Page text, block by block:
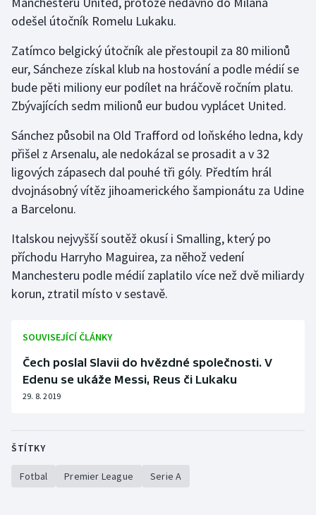
Golf
Házená
Jezdectví
Judo
Krasobruslení
Lezení
Lyže a snowboard
Moderní pětiboj
Olympijské hry
Parasport
Plážový volejbal
Ragby
odešel útočník Romelu Lukaku.
Zatímco belgický útočník ale přestoupil za 80 milionů
eur, Sáncheze získal klub na hostování a podle médií se
bude pěti miliony eur podílet na hráčově ročním platu.
Zbývajících sedm milionů eur budou vyplácet United.
Sánchez působil na Old Trafford od loňského ledna, kdy
přišel z Arsenalu, ale nedokázal se prosadit a v 32
ligových zápasech dal pouhé tři góly. Předtím hrál
dvojnásobný vítěz jihoamerického šampionátu za Udine
a Barcelonu.
Italskou nejvyšší soutěž okusí i Smalling, který po
příchodu Harryho Maguirea, za něhož vedení
Manchesteru podle médií zaplatilo více než dvě miliardy
korun, ztratil místo v sestavě.
SOUVISEJÍCÍ ČLÁNKY
Čech poslal Slavii do hvězdné společnosti. V
Edenu se ukáže Messi, Reus či Lukaku
29. 8. 2019
ŠTÍTKY
Fotbal Premier League Serie A